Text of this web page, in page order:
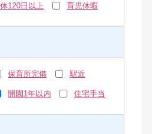
120日以上 育児休暇
保育所完備 駅近
開園1年以内 住宅手当